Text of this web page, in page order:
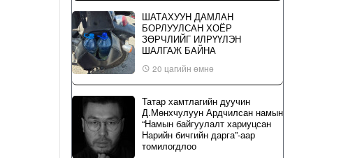
ШАТАХУУН ДАМЛАН
БОРЛУУЛСАН ХОЁР
ЗӨРЧЛИЙГ ИЛРҮҮЛЭН
ШАЛГАЖ БАЙНА
20 цагийн өмнө
Татар хамтлагийн дуучин
Д.Мөнхчулуун Ардчилсан намын
“Намын байгуулалт хариуцсан
Нарийн бичгийн дарга”-аар
томилогдлоо